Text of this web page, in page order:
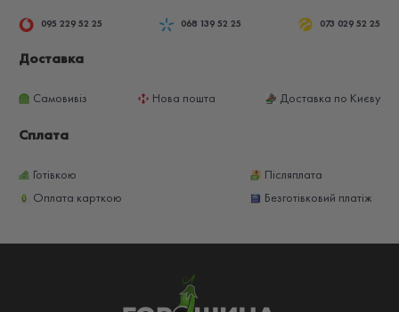
095 229 52 25 068 139 52 25 073 029 52 25
Доставка
Самовивіз Нова пошта Доставка по Києву
Сплата
Готівкою
Післяплата
Оплата карткою
Безготівковий платіж